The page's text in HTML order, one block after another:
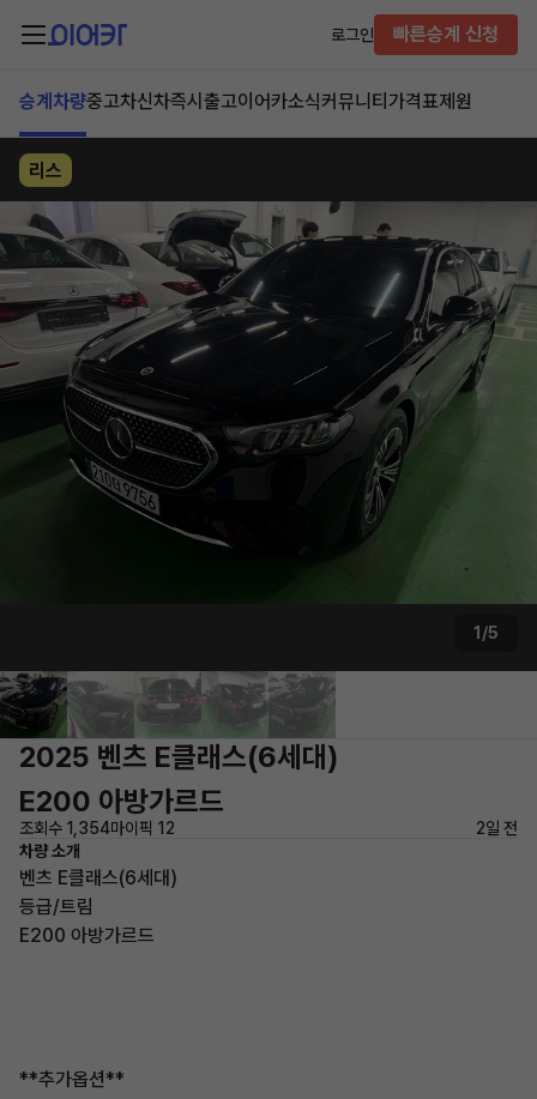
로그인 빠른승계 신청
승계차량중고차신차즉시출고이어카소식커뮤니티 가격표제원
리스
1/5
2025 벤츠 E클래스(6세대)
E200 아방가르드
조회수 1,354마이픽 12
2일 전
차량 소개
벤츠 E클래스(6세대)
등급/트림
E200 아방가르드
**추가옵션**